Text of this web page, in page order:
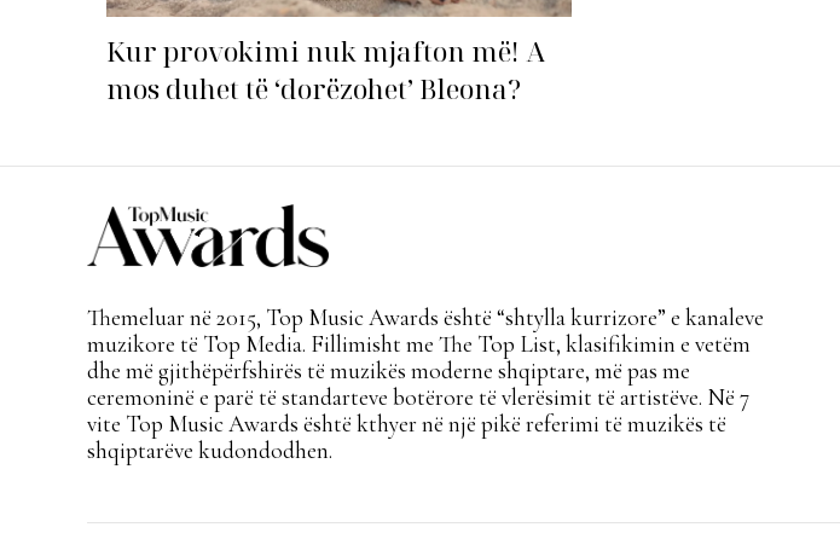
Kur provokimi nuk mjafton më! A
mos duhet të ‘dorëzohet’ Bleona?
Themeluar në 2015, Top Music Awards është “shtylla kurrizore” e kanaleve
muzikore të Top Media. Fillimisht me The Top List, klasifikimin e vetëm
dhe më gjithëpërfshirës të muzikës moderne shqiptare, më pas me
ceremoninë e parë të standarteve botërore të vlerësimit të artistëve. Në 7
vite Top Music Awards është kthyer në një pikë referimi të muzikës të
shqiptarëve kudondodhen.